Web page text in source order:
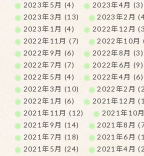
2023年5月 (4)
2023年4月 (3)
2023年3月 (13)
2023年2月
2023年1月 (4)
2022年12月
2022年11月 (7)
2022年10月
2022年9月 (6)
2022年8月 (3)
2022年7月 (7)
2022年6月 (9)
2022年5月 (4)
2022年4月 (6)
2022年3月 (10)
2022年2月
2022年1月 (6)
2021年12月
2021年11月 (12)
2021年10
2021年9月 (14)
2021年8月
2021年7月 (18)
2021年6月
2021年5月 (24)
2021年4月